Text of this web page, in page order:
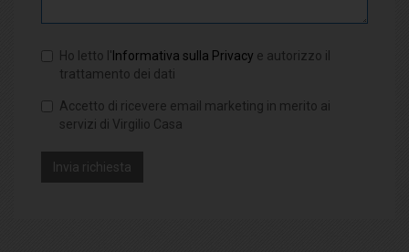
Ho letto l' Informativa sulla Privacy e autorizzo il
trattamento dei dati
Accetto di ricevere email marketing in merito ai
servizi di Virgilio Casa